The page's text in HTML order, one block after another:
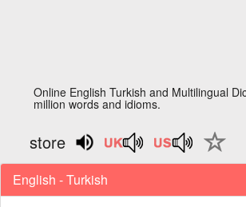
Online English Turkish and Multilingual
million words and idioms.
store
English - Turkish